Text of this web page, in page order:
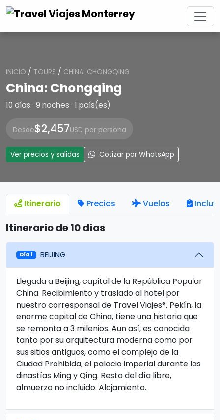
INICIO / TOURS / CHINA: CHONGQING
China: Chongqing
10 días · 9 noches · 1 país(es)
Desde$2,457USD por persona
Ver precios y salidas Cotizar por WhatsApp
Itinerario Precios Vuelos
Itinerario de 10 días
Día 1 BEIJING
Llegada a Beijing, capital de la República Popular
China. Recibimiento y traslado al hotel por
nuestro corresponsal de Travel Viajes®. Pekín, la
enorme capital de China, tiene una historia que
se remonta a 3 milenios. Aun así, es conocida
tanto por su arquitectura moderna como por
sus sitios antiguos, como el complejo de la
Ciudad Prohibida, el palacio imperial durante las
dinastías Ming y Qing. Resto del día libre,
almuerzo no incluido. Alojamiento.